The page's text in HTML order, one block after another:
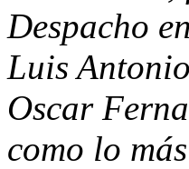
Despacho
Luis
Oscar
como lo